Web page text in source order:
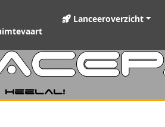
Lanceeroverzicht
heelal!